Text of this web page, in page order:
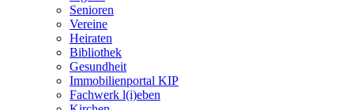
Senioren
Vereine
Heiraten
Bibliothek
Gesundheit
Immobilienportal KIP
Fachwerk l(i)eben